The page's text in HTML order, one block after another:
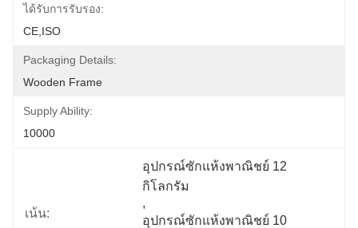
ได้รับการรับรอง:
CE,ISO
Packaging Details:
Wooden Frame
Supply Ability:
10000
เน้น:
อุปกรณ์ซักแห้งพาณิชย์ 12
กิโลกรัม
,
อุปกรณ์ซักแห้งพาณิชย์ 10